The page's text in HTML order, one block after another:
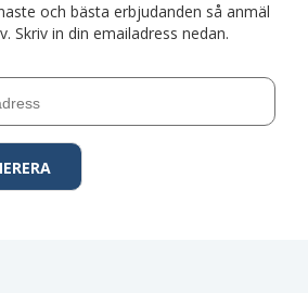
och bästa erbjudanden så anmäl
Skriv in din emailadress nedan.